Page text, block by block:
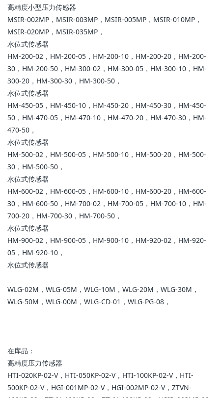
高精度小型压力传感器
MSIR-002MP，MSIR-003MP，MSIR-005MP，MSIR-010MP，
MSIR-020MP，MSIR-035MP，
水位式传感器
HM-200-02，HM-200-05，HM-200-10，HM-200-20，HM-200-
30，HM-200-50，HM-300-02，HM-300-05，HM-300-10，HM-
300-20，HM-300-30，HM-300-50，
水位式传感器
HM-450-05，HM-450-10，HM-450-20，HM-450-30，HM-450-
50，HM-470-05，HM-470-10，HM-470-20，HM-470-30，HM-
470-50，
水位式传感器
HM-500-02，HM-500-05，HM-500-10，HM-500-20，HM-500-
30，HM-500-50，
水位式传感器
HM-600-02，HM-600-05，HM-600-10，HM-600-20，HM-600-
30，HM-600-50，HM-700-02，HM-700-05，HM-700-10，HM-
700-20，HM-700-30，HM-700-50，
水位式传感器
HM-900-02，HM-900-05，HM-900-10，HM-920-02，HM-920-
05，HM-920-10，
水位式传感器
WLG-02M，WLG-05M，WLG-10M，WLG-20M，WLG-30M，
WLG-50M，WLG-00M，WLG-CD-01，WLG-PG-08，
在库品：
高精度压力传感器
HTI-020KP-02-V，HTI-050KP-02-V，HTI-100KP-02-V，HTI-
500KP-02-V，HGI-001MP-02-V，HGI-002MP-02-V，ZTVN-